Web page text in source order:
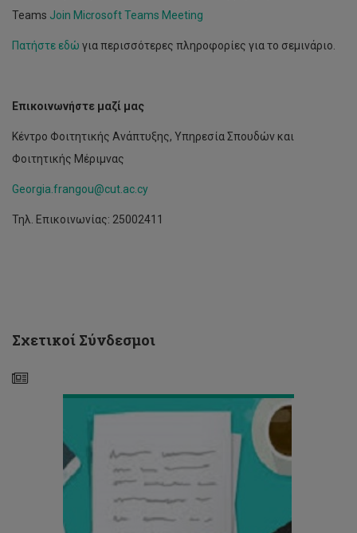
Teams Join Microsoft Teams Meeting
Πατήστε εδώ για περισσότερες πληροφορίες για το σεμινάριο.
Επικοινωνήστε μαζί μας
Κέντρο Φοιτητικής Ανάπτυξης, Υπηρεσία Σπουδών και
Φοιτητικής Μέριμνας
Georgia.frangou@cut.ac.cy
Τηλ. Επικοινωνίας: 25002411
Σχετικοί Σύνδεσμοι
Ready,
set,